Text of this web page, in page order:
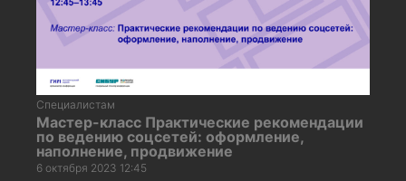
Специалистам
Мастер-класс Практические рекомендации
по ведению соцсетей: оформление,
наполнение, продвижение
6 октября 2023 12:45